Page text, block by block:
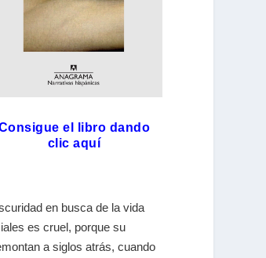
el libro dando
clic aquí
en busca de la vida
es cruel, porque su
a siglos atrás, cuando